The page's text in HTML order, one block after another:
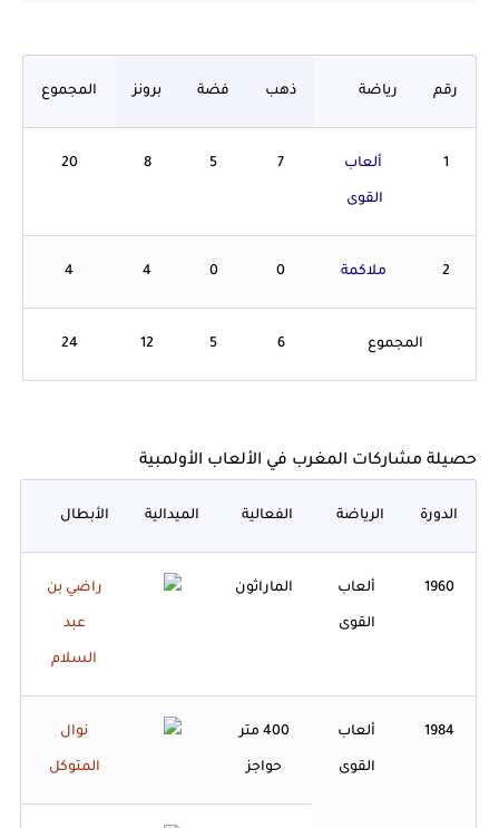
رقم رياضة ذهب فضة برونز المجموع
1 ألعاب
القوى
7
5
8
20
2 ملاكمة 0
0
4
4
المجموع 6
5
12
24
حصيلة مشاركات المغرب في الألعاب الأولمبية
الدورة الرياضة الفعالية الميدالية الأبطال
1960 ألعاب
القوى
الماراثون راضي بن
عبد
السلام
1984 ألعاب
القوى
400 متر
حواجز
نوال
المتوكل